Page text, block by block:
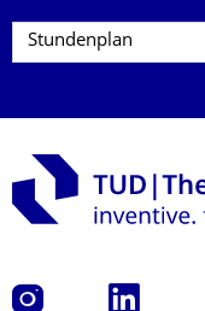
Instagram LinkedIn